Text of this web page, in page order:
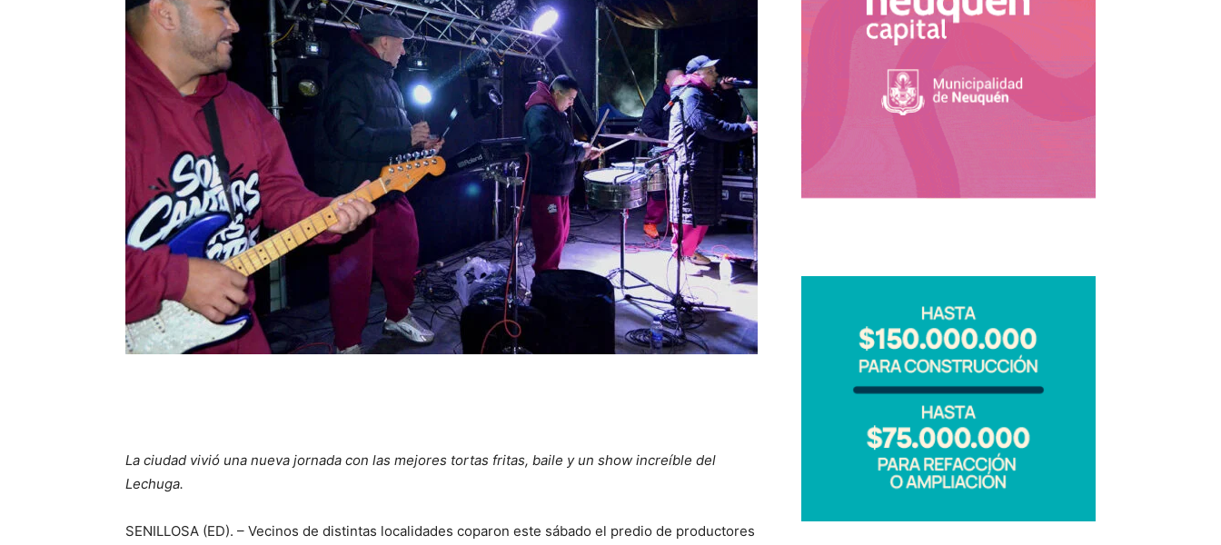
La ciudad vivió una nueva jornada con las mejores tortas fritas, baile y un show increíble del
Lechuga.
SENILLOSA (ED). – Vecinos de distintas localidades coparon este sábado el predio de productores